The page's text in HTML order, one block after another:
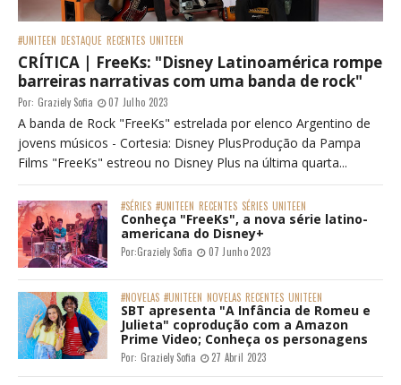
#UNITEEN DESTAQUE RECENTES UNITEEN
CRÍTICA | FreeKs: "Disney Latinoamérica rompe
barreiras narrativas com uma banda de rock"
Por: Graziely Sofia 07 Julho 2023
A banda de Rock "FreeKs" estrelada por elenco Argentino de
jovens músicos - Cortesia: Disney PlusProdução da Pampa
Films "FreeKs" estreou no Disney Plus na última quarta...
#SÉRIES #UNITEEN RECENTES SÉRIES UNITEEN
Conheça "FreeKs", a nova série latino-
americana do Disney+
Por:Graziely Sofia 07 Junho 2023
#NOVELAS #UNITEEN NOVELAS RECENTES UNITEEN
SBT apresenta "A Infância de Romeu e
Julieta" coprodução com a Amazon
Prime Video; Conheça os personagens
Por: Graziely Sofia 27 Abril 2023